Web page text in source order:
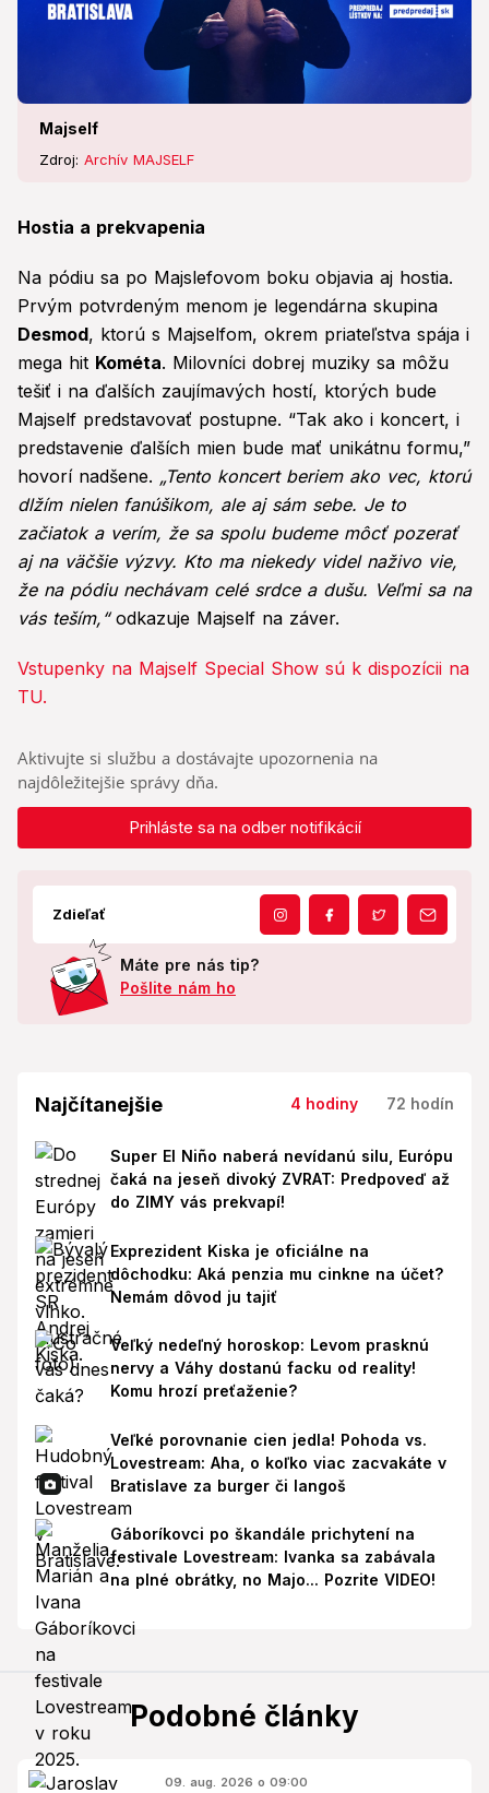
Majself
Zdroj: Archív MAJSELF
Hostia a prekvapenia
Na pódiu sa po Majslefovom boku objavia aj hostia.
Prvým potvrdeným menom je legendárna skupina
Desmod, ktorú s Majselfom, okrem priateľstva spája i
mega hit Kométa. Milovníci dobrej muziky sa môžu
tešiť i na ďalších zaujímavých hostí, ktorých bude
Majself predstavovať postupne. “Tak ako i koncert, i
predstavenie ďalších mien bude mať unikátnu formu,”
hovorí nadšene. „Tento koncert beriem ako vec, ktorú
dlžím nielen fanúšikom, ale aj sám sebe. Je to
začiatok a verím, že sa spolu budeme môcť pozerať
aj na väčšie výzvy. Kto ma niekedy videl naživo vie,
že na pódiu nechávam celé srdce a dušu. Veľmi sa na
vás teším,“odkazuje Majself na záver.
Vstupenky na Majself Special Show sú k dispozícii na
TU.
Aktivujte si službu a dostávajte upozornenia na
najdôležitejšie správy dňa.
Prihláste sa na odber notifikácií
Zdieľať
Máte pre nás tip?
Pošlite nám ho
Najčítanejšie 4 hodiny 72 hodín
Super El Niño naberá nevídanú silu, Európu
čaká na jeseň divoký ZVRAT: Predpoveď až
do ZIMY vás prekvapí!
Exprezident Kiska je oficiálne na
dôchodku: Aká penzia mu cinkne na účet?
Nemám dôvod ju tajiť
Veľký nedeľný horoskop: Levom prasknú
nervy a Váhy dostanú facku od reality!
Komu hrozí preťaženie?
Veľké porovnanie cien jedla! Pohoda vs.
Lovestream: Aha, o koľko viac zacvakáte v
Bratislave za burger či langoš
Gáboríkovci po škandále prichytení na
festivale Lovestream: Ivanka sa zabávala
na plné obrátky, no Majo... Pozrite VIDEO!
Podobné články
09. aug. 2026 o 09:00